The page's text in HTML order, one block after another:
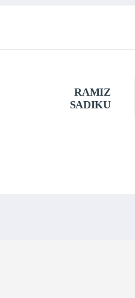
RAMIZ
SADIKU